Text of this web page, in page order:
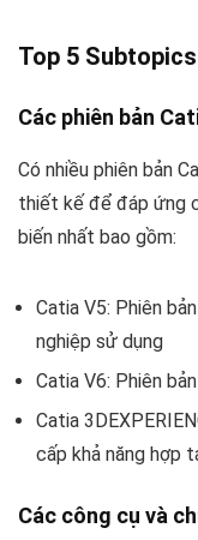
Top 5 Subtopics
Các phiên bản
Có nhiều phiên bản
thiết kế để đáp ứng
biến nhất bao gồm:
Catia V5: Phiên
nghiệp sử dụng
Catia V6: Phiên
Catia
cấp khả năng hợp
Các công cụ và